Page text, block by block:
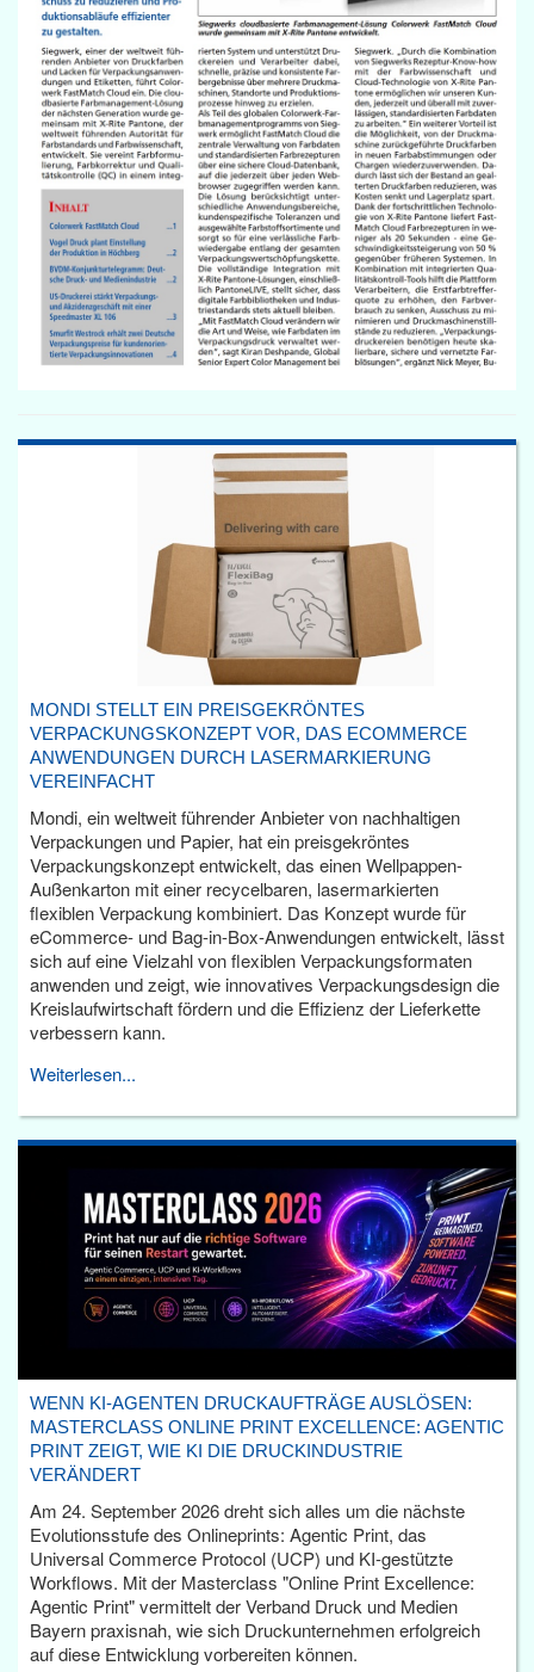
MONDI STELLT EIN PREISGEKRÖNTES
VERPACKUNGSKONZEPT VOR, DAS ECOMMERCE
ANWENDUNGEN DURCH LASERMARKIERUNG
VEREINFACHT
Mondi, ein weltweit führender Anbieter von nachhaltigen
Verpackungen und Papier, hat ein preisgekröntes
Verpackungskonzept entwickelt, das einen Wellpappen-
Außenkarton mit einer recycelbaren, lasermarkierten
flexiblen Verpackung kombiniert. Das Konzept wurde für
eCommerce- und Bag-in-Box-Anwendungen entwickelt, lässt
sich auf eine Vielzahl von flexiblen Verpackungsformaten
anwenden und zeigt, wie innovatives Verpackungsdesign die
Kreislaufwirtschaft fördern und die Effizienz der Lieferkette
verbessern kann.
Weiterlesen...
WENN KI-AGENTEN DRUCKAUFTRÄGE AUSLÖSEN:
MASTERCLASS ONLINE PRINT EXCELLENCE: AGENTIC
PRINT ZEIGT, WIE KI DIE DRUCKINDUSTRIE
VERÄNDERT
Am 24. September 2026 dreht sich alles um die nächste
Evolutionsstufe des Onlineprints: Agentic Print, das
Universal Commerce Protocol (UCP) und KI-gestützte
Workflows. Mit der Masterclass "Online Print Excellence:
Agentic Print" vermittelt der Verband Druck und Medien
Bayern praxisnah, wie sich Druckunternehmen erfolgreich
auf diese Entwicklung vorbereiten können.